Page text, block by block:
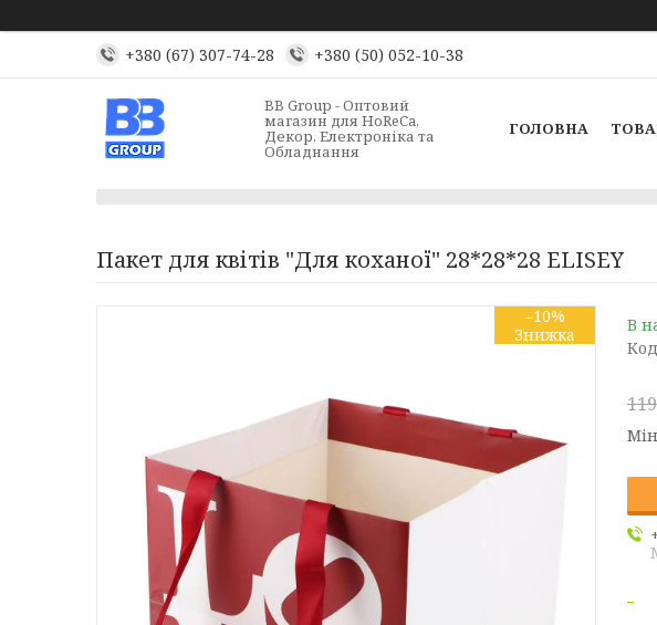
+380 (67) 307-74-28 +380 (50) 052-10-38
BB Group - Оптовий
магазин для HoReCa,
Декор, Електроніка та
Обладнання
ГОЛОВНА
Пакет для квітів "Для коханої" 28*28*28 ELISEY
–10%
В